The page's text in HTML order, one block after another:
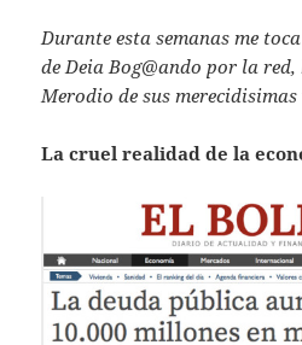
Durante esta semanas me
de Deia Bog@ando por la
Merodio de sus merecidisimas
La cruel realidad de la